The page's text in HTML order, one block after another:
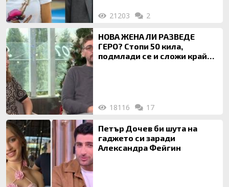
21203 2
НОВА ЖЕНА ЛИ РАЗВЕДЕ
ГЕРО? Стопи 50 кила,
подмлади се и сложи край
18116 17
Петър Дочев би шута на
гаджето си заради
Александра Фейгин